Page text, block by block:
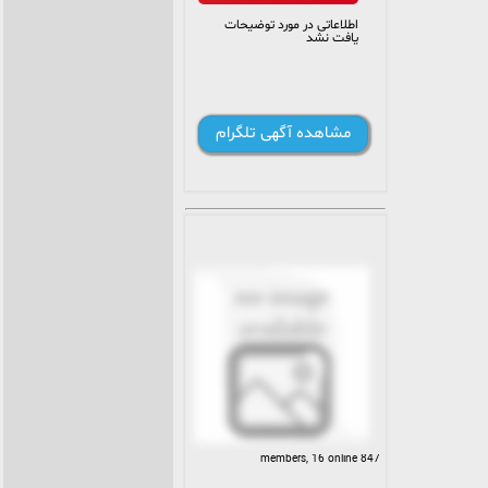
اطلاعاتی در مورد توضیحات
یافت نشد
مشاهده آگهی تلگرام
847 members, 16 online